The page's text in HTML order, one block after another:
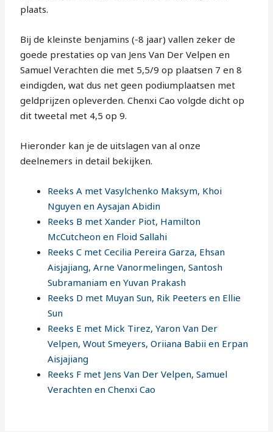
plaats.
Bij de kleinste benjamins (-8 jaar) vallen zeker de
goede prestaties op van Jens Van Der Velpen en
Samuel Verachten die met 5,5/9 op plaatsen 7 en 8
eindigden, wat dus net geen podiumplaatsen met
geldprijzen opleverden. Chenxi Cao volgde dicht op
dit tweetal met 4,5 op 9.
Hieronder kan je de uitslagen van al onze
deelnemers in detail bekijken.
Reeks A met Vasylchenko Maksym, Khoi
Nguyen en Aysajan Abidin
Reeks B met Xander Piot, Hamilton
McCutcheon en Floid Sallahi
Reeks C met Cecilia Pereira Garza, Ehsan
Aisjajiang, Arne Vanormelingen, Santosh
Subramaniam en Yuvan Prakash
Reeks D met Muyan Sun, Rik Peeters en Ellie
Sun
Reeks E met Mick Tirez, Yaron Van Der
Velpen, Wout Smeyers, Oriiana Babii en Erpan
Aisjajiang
Reeks F met Jens Van Der Velpen, Samuel
Verachten en Chenxi Cao